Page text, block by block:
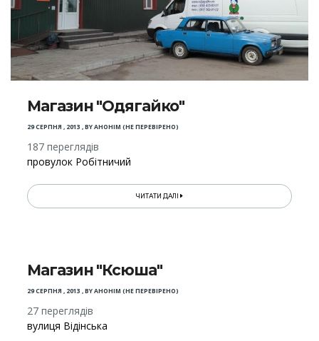
Магазин "Одягайко"
29 СЕРПНЯ , 2013 ,BYАНОНІМ (НЕ ПЕРЕВІРЕНО)
187 переглядів
провулок Робітничий
ЧИТАТИ ДАЛІ
Магазин "Ксюша"
29 СЕРПНЯ , 2013 ,BYАНОНІМ (НЕ ПЕРЕВІРЕНО)
27 переглядів
вулиця Відінська